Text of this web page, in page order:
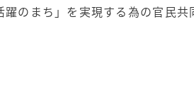
のまち」を実現する為の官民共